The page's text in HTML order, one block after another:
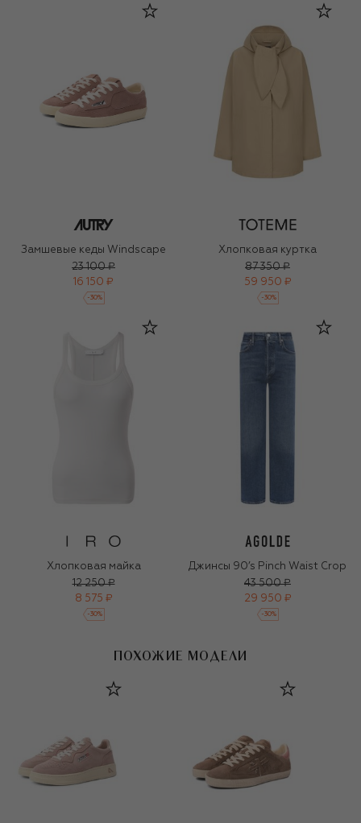
Замшевые кеды Windscape
23 100 ₽
16 150 ₽
-30%
Хлопковая куртка
87 350 ₽
59 950 ₽
-30%
Хлопковая майка
12 250 ₽
8 575 ₽
-30%
Джинсы 90’s Pinch Waist Crop
43 500 ₽
29 950 ₽
-30%
ПОХОЖИЕ МОДЕЛИ